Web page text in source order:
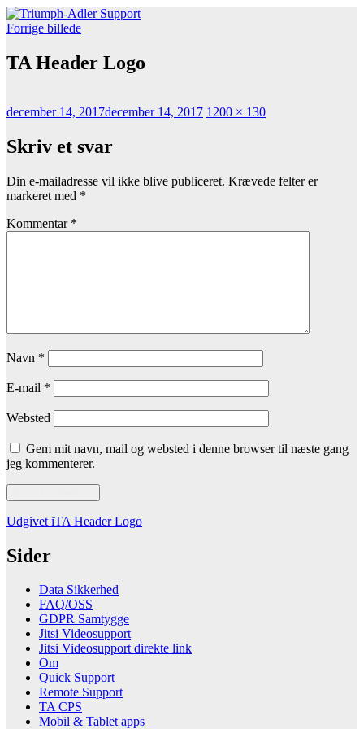
Videre
til
Triumph-Adler Support
Find driver til din TA Printer eller Multi Funktions Printer (MFP)
Forrige billede
TA Header Logo
Udgivet
december 14, 2017december 14, 2017 Faktisk
1200 × 130
Skriv et svar
Din e-mailadresse vil ikke blive publiceret. Krævede felter er
markeret med *
Kommentar *
Navn *
E-mail *
Websted
Gem mit navn, mail og websted i denne browser til næste gang
jeg kommenterer.
Indlægsnavigation
Udgivet iTA Header Logo
Sider
Data Sikkerhed
FAQ/OSS
GDPR Samtygge
Jitsi Videosupport
Jitsi Videosupport direkte link
Om
Quick Support
Remote Support
TA CPS
Mobil & Tablet apps